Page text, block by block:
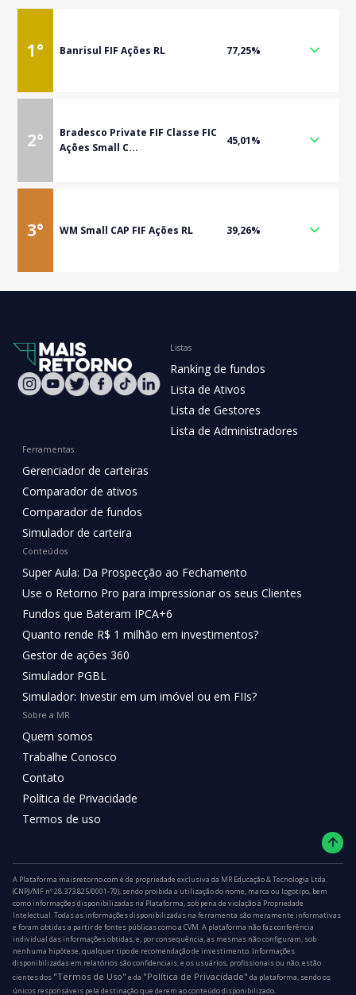
1° Banrisul FIF Ações RL 77,25%
2°
Bradesco Private FIF Classe FIC
Ações Small C...
45,01%
3° WM Small CAP FIF Ações RL 39,26%
Listas
Ranking de fundos
Lista de Ativos
Lista de Gestores
Lista de Administradores
Ferramentas
Gerenciador de carteiras
Comparador de ativos
Comparador de fundos
Simulador de carteira
Conteúdos
Super Aula: Da Prospecção ao Fechamento
Use o Retorno Pro para impressionar os seus Clientes
Fundos que Bateram IPCA+6
Quanto rende R$ 1 milhão em investimentos?
Gestor de ações 360
Simulador PGBL
Simulador: Investir em um imóvel ou em FIIs?
Sobre a MR
Quem somos
Trabalhe Conosco
Contato
Política de Privacidade
Termos de uso
A Plataforma maisretorno.com é de propriedade exclusiva da MR Educação & Tecnologia Ltda.
(CNPJ/MF nº 28.373.825/0001-70), sendo proibida a utilização do nome, marca ou logotipo, bem
como informações disponibilizadas na Plataforma, sob pena de violação à Propriedade
Intelectual. Todas as informações disponibilizadas na ferramenta são meramente informativas
e foram obtidas a partir de fontes públicas como a CVM. A plataforma não faz conferência
individual das informações obtidas, e, por consequência, as mesmas não configuram, sob
nenhuma hipótese, qualquer tipo de recomendação de investimento. Informações
disponibilizadas em relatórios são confidenciais, e os usuários, profissionais ou não, estão
cientes dos "Termos de Uso" e da "Política de Privacidade" da plataforma, sendo os
únicos responsáveis pela destinação que derem ao conteúdo disponibilizado.